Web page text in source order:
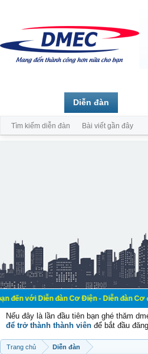
đàn Cơ Điện - Diễn đàn Cơ điện là
Nếu đây là lần đầu tiên bạn ghé thăm
để trở thành thành viên để bắt đầu
Trang chủ Diễn đàn
Diễn đàn
Tìm kiếm diễn đàn Bài viết gần đây